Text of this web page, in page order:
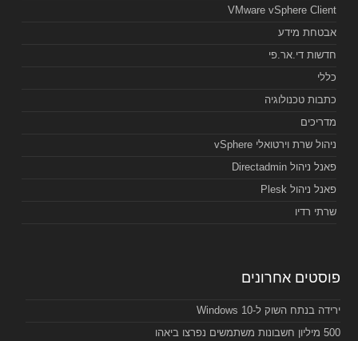
VMware vSphere Client
אבטחת מידע
חדשות די.אר.פי
כללי
כתבות טכנולוגיה
מדריכים
ניהול שרת וירטואלי vSphere
פאנל ניהול Directadmin
פאנל ניהול Plesk
שרתי רדיו
פוסטים אחרונים
ירידה בנתח השוק ל-Windows 10
500 מיליון חשבונות משתמשים נפרצו ביאהו